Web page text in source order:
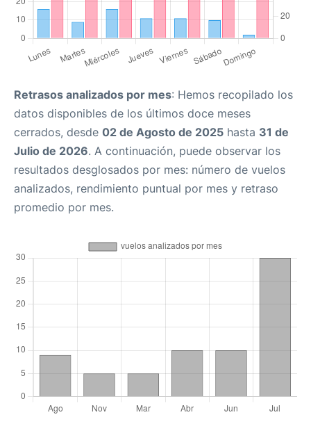
Retrasos analizados por mes: Hemos recopilado los
datos disponibles de los últimos doce meses
cerrados, desde 02 de Agosto de 2025 hasta 31 de
Julio de 2026. A continuación, puede observar los
resultados desglosados por mes: número de vuelos
analizados, rendimiento puntual por mes y retraso
promedio por mes.